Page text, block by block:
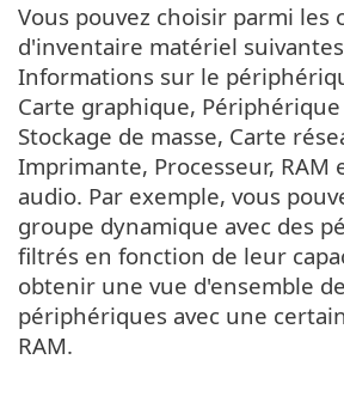
Vous pouvez choisir parmi les
d'inventaire matériel suivantes
Informations sur le
Carte graphique,
Stockage de masse, Carte
Imprimante, Processeur, RAM
audio. Par exemple, vous
groupe dynamique avec des
filtrés en fonction de leur
obtenir une vue d'ensemble
périphériques avec une
RAM.